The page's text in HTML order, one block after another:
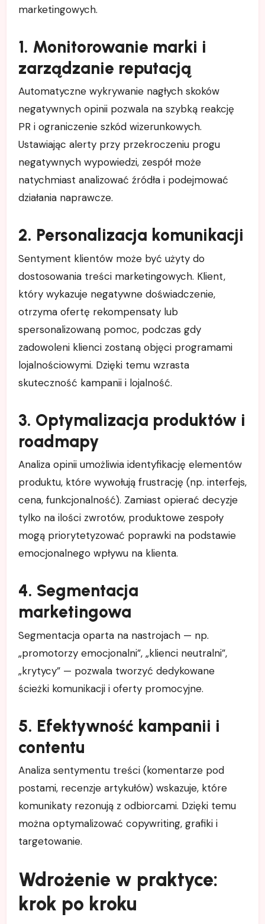
marketingowych.
1. Monitorowanie marki i
zarządzanie reputacją
Automatyczne wykrywanie nagłych skoków
negatywnych opinii pozwala na szybką reakcję
PR i ograniczenie szkód wizerunkowych.
Ustawiając alerty przy przekroczeniu progu
negatywnych wypowiedzi, zespół może
natychmiast analizować źródła i podejmować
działania naprawcze.
2. Personalizacja komunikacji
Sentyment klientów może być użyty do
dostosowania treści marketingowych. Klient,
który wykazuje negatywne doświadczenie,
otrzyma ofertę rekompensaty lub
spersonalizowaną pomoc, podczas gdy
zadowoleni klienci zostaną objęci programami
lojalnościowymi. Dzięki temu wzrasta
skuteczność kampanii i lojalność.
3. Optymalizacja produktów i
roadmapy
Analiza opinii umożliwia identyfikację elementów
produktu, które wywołują frustrację (np. interfejs,
cena, funkcjonalność). Zamiast opierać decyzje
tylko na ilości zwrotów, produktowe zespoły
mogą priorytetyzować poprawki na podstawie
emocjonalnego wpływu na klienta.
4. Segmentacja
marketingowa
Segmentacja oparta na nastrojach — np.
„promotorzy emocjonalni”, „klienci neutralni”,
„krytycy” — pozwala tworzyć dedykowane
ścieżki komunikacji i oferty promocyjne.
5. Efektywność kampanii i
contentu
Analiza sentymentu treści (komentarze pod
postami, recenzje artykułów) wskazuje, które
komunikaty rezonują z odbiorcami. Dzięki temu
można optymalizować copywriting, grafiki i
targetowanie.
Wdrożenie w praktyce:
krok po kroku